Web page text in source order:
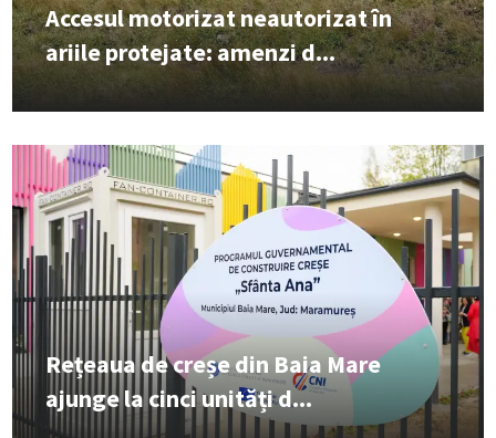
Accesul motorizat neautorizat în
ariile protejate: amenzi d...
Rețeaua de creșe din Baia Mare
ajunge la cinci unități d...